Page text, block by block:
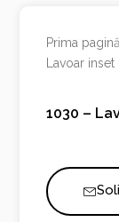
Prima pagină
Lavoar inset
1030 –